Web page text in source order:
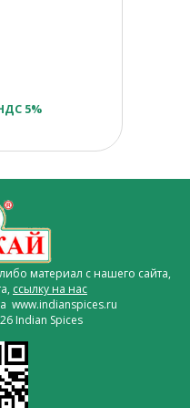
5%
материал с нашего сайта,
ссылку на нас
www.indianspices.ru
Indian Spices